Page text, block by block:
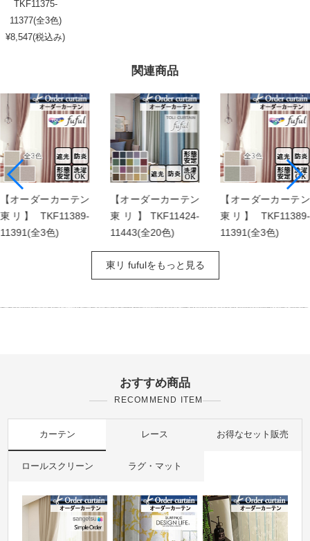
関連商品
【オーダーカーテン
東リ】 TKF11389-
11391(全3色)
【オーダーカーテン
東リ】TKF11424-
11443(全20色)
【オーダーカーテン
東リ】 TKF11389-
11391(全3色)
東リ fufulをもっと見る
TKF11375-
11377(全3色)
¥8,547(税込み)
おすすめ商品
RECOMMEND ITEM
カーテン レース お得なセット販売
ロールスクリーン ラグ・マット